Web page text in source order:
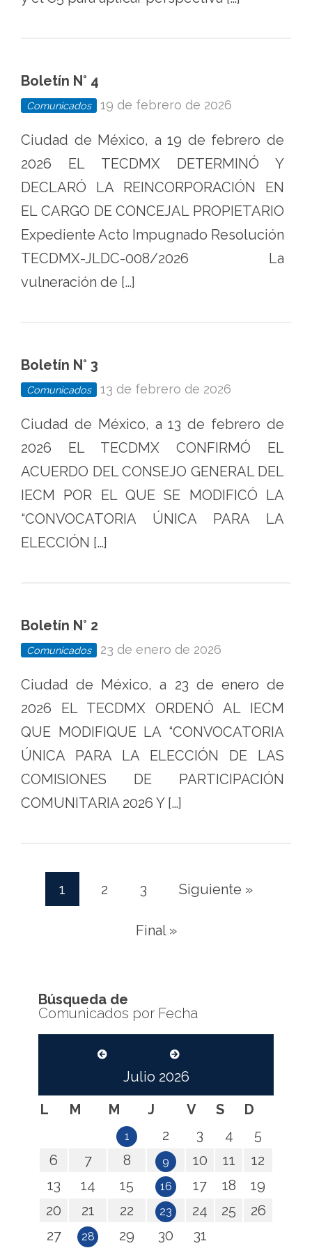
Boletín N° 4
Comunicados 19 de febrero de 2026
Ciudad de México, a 19 de febrero de
2026 EL TECDMX DETERMINÓ Y
DECLARÓ LA REINCORPORACIÓN EN
EL CARGO DE CONCEJAL PROPIETARIO
Expediente Acto Impugnado Resolución
TECDMX-JLDC-008/2026 La
vulneración de […]
Boletín N° 3
Comunicados 13 de febrero de 2026
Ciudad de México, a 13 de febrero de
2026 EL TECDMX CONFIRMÓ EL
ACUERDO DEL CONSEJO GENERAL DEL
IECM POR EL QUE SE MODIFICÓ LA
“CONVOCATORIA ÚNICA PARA LA
ELECCIÓN […]
Boletín N° 2
Comunicados 23 de enero de 2026
Ciudad de México, a 23 de enero de
2026 EL TECDMX ORDENÓ AL IECM
QUE MODIFIQUE LA “CONVOCATORIA
ÚNICA PARA LA ELECCIÓN DE LAS
COMISIONES DE PARTICIPACIÓN
COMUNITARIA 2026 Y […]
1
2 3 Siguiente »
Final »
Búsqueda de
Comunicados por Fecha
Julio 2026
L
M M J V S D
1 2 3 4
5
6
7 8 9 10 11
12
13
14 15 16 17 18
19
20
21 22 23 24 25
26
27
28 29 30 31